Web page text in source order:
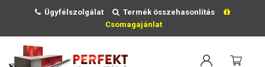
Ügyfélszolgálat
Termék összehasonlítás
Csomagajánlat